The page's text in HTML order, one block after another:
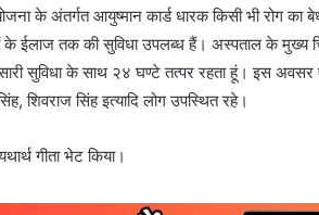
के अंतर्गत आयुष्मान कार्ड धारक किसी भी रोग
ईलाज तक की सुविधा उपलब्ध हैं। अस्पताल के मुख्य
सुविधा के साथ २४ घण्टे तत्पर रहता हूं। इस
शिवराज सिंह इत्यादि लोग उपस्थित रहे।
गीता भेट किया।